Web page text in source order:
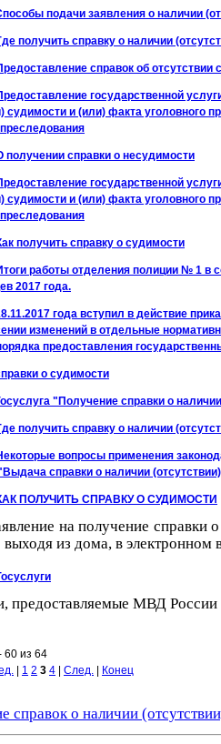
подачи заявления о наличии
получить справку о наличии
справок об отсутствии
государственной
судимости и (или) факта уголовного
получении справки о несудимости
государственной
судимости и (или) факта уголовного
получить справку о судимости
работы отделения полиции № 1 в
2017 года.
года вступил в действие
изменений в отдельные
предоставления
о судимости
"Получение справки о
получить справку о наличии
вопросы применения
справки о наличии
ПОЛУЧИТЬ СПРАВКУ О СУДИМОСТИ
на получение справки
из дома, в электронном
предоставляемые МВД России
60 из 64
| 1 2 3 4 | След. | Конец
справок о наличии